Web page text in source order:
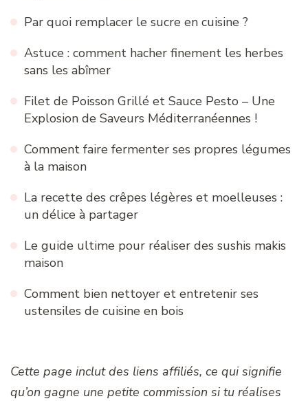
Par quoi remplacer le sucre en cuisine ?
Astuce : comment hacher finement les herbes
sans les abîmer
Filet de Poisson Grillé et Sauce Pesto – Une
Explosion de Saveurs Méditerranéennes !
Comment faire fermenter ses propres légumes
à la maison
La recette des crêpes légères et moelleuses :
un délice à partager
Le guide ultime pour réaliser des sushis makis
maison
Comment bien nettoyer et entretenir ses
ustensiles de cuisine en bois
Cette page inclut des liens affiliés, ce qui signifie
qu’on gagne une petite commission si tu réalises